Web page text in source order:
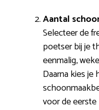
Aantal
Selecteer de
poetser bij je
eenmalig,
Daarna kies je
voor de eerste